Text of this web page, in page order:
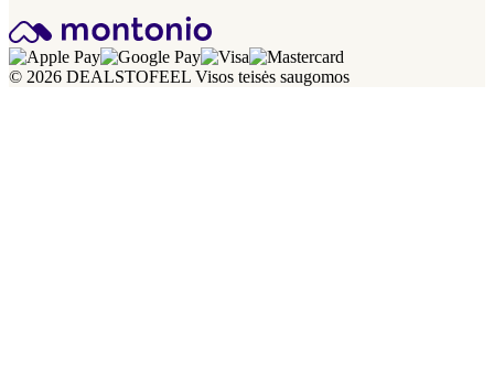
© 2026 DEALSTOFEEL Visos teisės saugomos